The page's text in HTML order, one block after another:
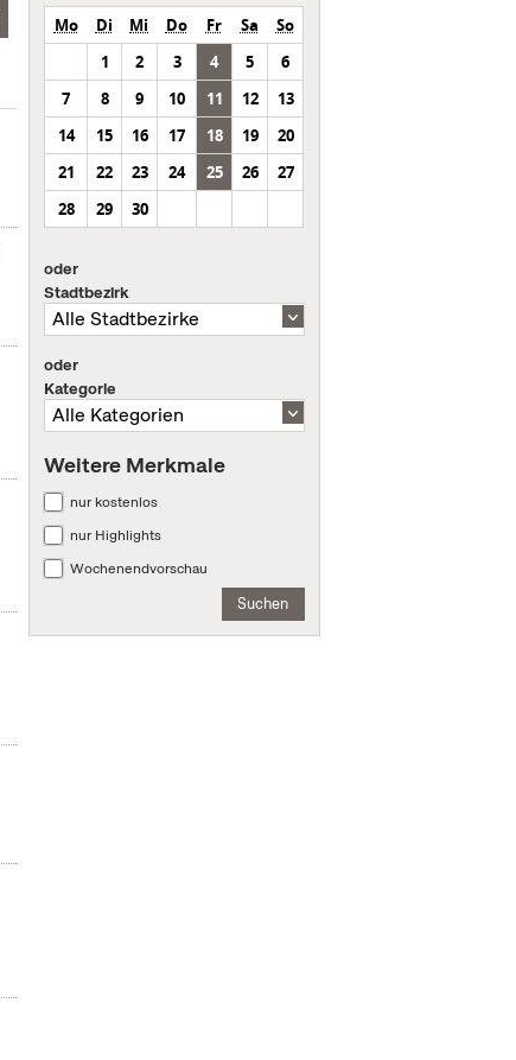
Mo Di Mi Do Fr Sa
So
1
2 3 4 5
6
7
8 9 10 11 12
13
14
15 16 17 18 19
20
21
22 23 24 25 26
27
28
29 30
oder
Stadtbezirk
oder
Kategorie
Weitere Merkmale
nur kostenlos
nur Highlights
Wochenendvorschau
Suchen